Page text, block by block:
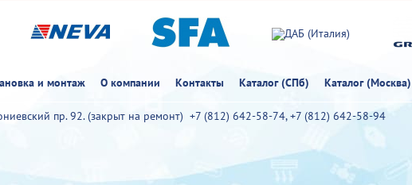
и монтаж О компании Контакты Каталог (СПб) Каталог (Москва)
пр. 92. (закрыт на ремонт) +7 (812) 642-58-74,+7 (812) 642-58-94